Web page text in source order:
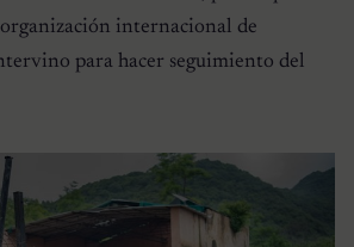
internacional de
para hacer seguimiento del